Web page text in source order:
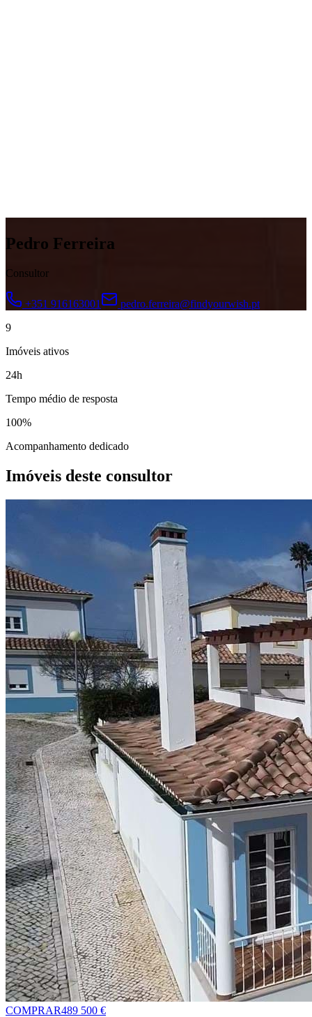
Pedro Ferreira
Consultor
+351 916163001
pedro.ferreira@findyourwish.pt
9
Imóveis ativos
24h
Tempo médio de resposta
100%
Acompanhamento dedicado
Imóveis deste consultor
COMPRAR489 500 €